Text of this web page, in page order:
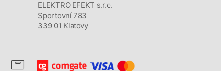
ELEKTRO EFEKT s.r.o.
Sportovní 783
339 01 Klatovy